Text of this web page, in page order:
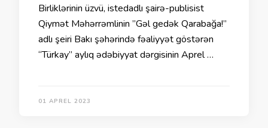
Birliklərinin üzvü, istedadlı şairə-publisist
Qiymət Məhərrəmlinin ”Gəl gedək Qarabağa!”
adlı şeiri Bakı şəhərində fəaliyyət göstərən
“Türkay” aylıq ədəbiyyat dərgisinin Aprel …
01 APREL 2023